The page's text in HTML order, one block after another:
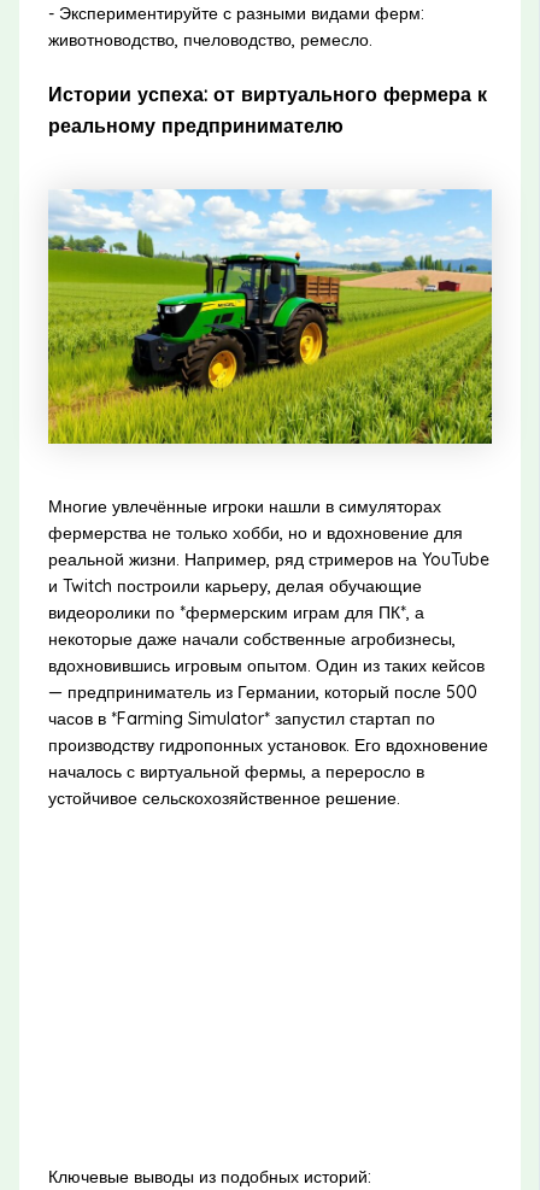
- Экспериментируйте с разными видами ферм:
животноводство, пчеловодство, ремесло.
Истории успеха: от виртуального фермера к
реальному предпринимателю
Многие увлечённые игроки нашли в симуляторах
фермерства не только хобби, но и вдохновение для
реальной жизни. Например, ряд стримеров на YouTube
и Twitch построили карьеру, делая обучающие
видеоролики по *фермерским играм для ПК*, а
некоторые даже начали собственные агробизнесы,
вдохновившись игровым опытом. Один из таких кейсов
— предприниматель из Германии, который после 500
часов в *Farming Simulator* запустил стартап по
производству гидропонных установок. Его вдохновение
началось с виртуальной фермы, а переросло в
устойчивое сельскохозяйственное решение.
Ключевые выводы из подобных историй: